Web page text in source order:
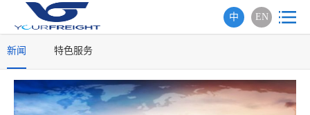
EN
中
新闻 特色服务